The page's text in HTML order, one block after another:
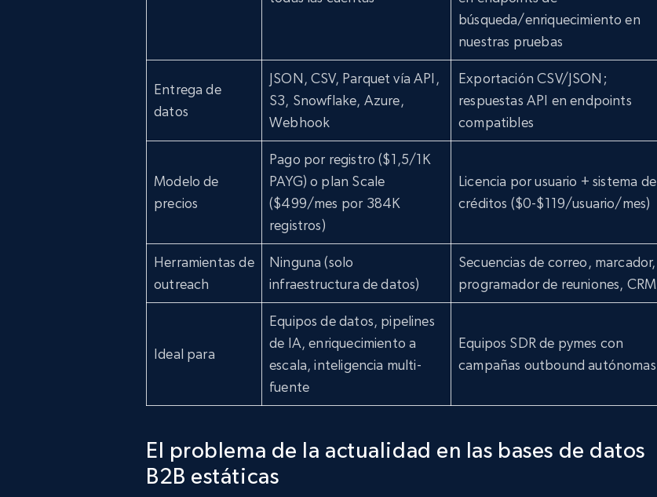
búsqueda/enriquecimiento en
nuestras pruebas
Entrega de
datos
JSON, CSV, Parquet vía API,
S3, Snowflake, Azure,
Webhook
Exportación CSV/JSON;
respuestas API en endpoints
compatibles
Modelo de
precios
Pago por registro ($1,5/1K
PAYG) o plan Scale
($499/mes por 384K
registros)
Licencia por usuario + sistema de
créditos ($0-$119/usuario/mes)
Herramientas de
outreach
Ninguna (solo
infraestructura de datos)
Secuencias de correo, marcador,
programador de reuniones, CRM
Ideal para
Equipos de datos, pipelines
de IA, enriquecimiento a
escala, inteligencia multi-
fuente
Equipos SDR de pymes con
campañas outbound autónomas
El problema de la actualidad en las bases de datos
B2B estáticas